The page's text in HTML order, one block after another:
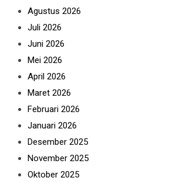
Agustus 2026
Juli 2026
Juni 2026
Mei 2026
April 2026
Maret 2026
Februari 2026
Januari 2026
Desember 2025
November 2025
Oktober 2025